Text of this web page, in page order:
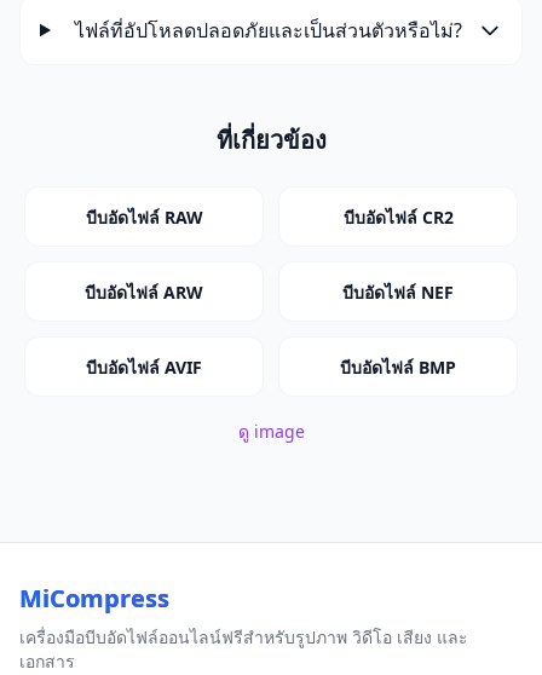
ไฟล์ที่อัปโหลดปลอดภัยและเป็นส่วนตัวหรือไม่?
ที่เกี่ยวข้อง
บีบอัดไฟล์ RAW บีบอัดไฟล์ CR2
บีบอัดไฟล์ ARW บีบอัดไฟล์ NEF
บีบอัดไฟล์ AVIF บีบอัดไฟล์ BMP
ดู image
MiCompress
เครื่องมือบีบอัดไฟล์ออนไลน์ฟรีสำหรับรูปภาพ วิดีโอ เสียง และ
เอกสาร